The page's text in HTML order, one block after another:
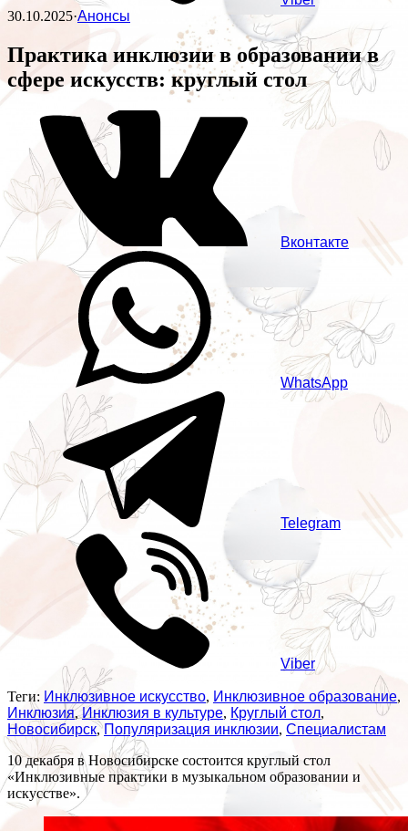
30.10.2025·Анонсы
Практика инклюзии в образовании в
сфере искусств: круглый стол
Вконтакте
WhatsApp
Telegram
Viber
Теги: Инклюзивное искусство, Инклюзивное образование,
Инклюзия,Инклюзия в культуре, Круглый стол,
Новосибирск,Популяризация инклюзии, Специалистам
10 декабря в Новосибирске состоится круглый стол
«Инклюзивные практики в музыкальном образовании и
искусстве».